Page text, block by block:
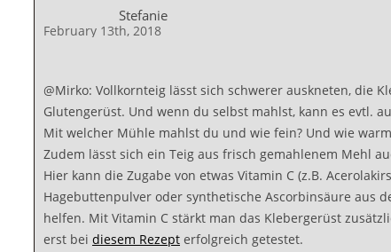
Stefanie
February 13th, 2018
@Mirko: Vollkornteig lässt sich schwerer auskneten, die
Glutengerüst. Und wenn du selbst mahlst, kann es evtl.
Mit welcher Mühle mahlst du und wie fein? Und wie
Zudem lässt sich ein Teig aus frisch gemahlenem Mehl
Hier kann die Zugabe von etwas Vitamin C (z.B.
Hagebuttenpulver oder synthetische Ascorbinsäure aus
helfen. Mit Vitamin C stärkt man das Klebergerüst
erst bei diesem Rezept erfolgreich getestet.